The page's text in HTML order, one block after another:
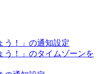
う！」の通知設定
う！」のタイムゾーンを